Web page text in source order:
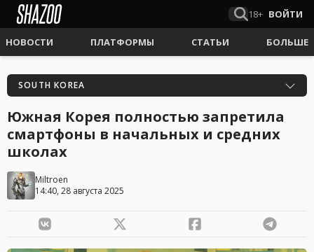
18+ ВОЙТИ
НОВОСТИ ПЛАТФОРМЫ СТАТЬИ БОЛЬШЕ
SOUTH KOREA
Южная Корея полностью запретила
смартфоны в начальных и средних
школах
Miltroen
14:40, 28 августа 2025